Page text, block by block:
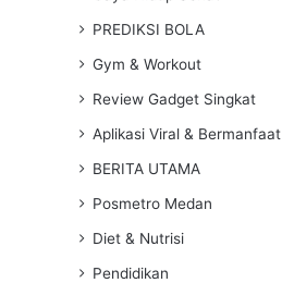
PREDIKSI BOLA
Gym & Workout
Review Gadget Singkat
Aplikasi Viral & Bermanfaat
BERITA UTAMA
Posmetro Medan
Diet & Nutrisi
Pendidikan